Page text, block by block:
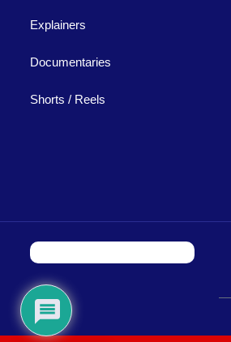
Explainers
Documentaries
Shorts / Reels